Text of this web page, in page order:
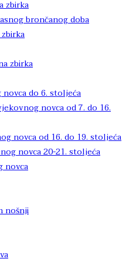
zbirka
brončanog doba
zbirka
do 6. stoljeća
novca od 7. do 16.
novca od 16. do 19. stoljeća
novca 20-21. stoljeća
novca
nošnji